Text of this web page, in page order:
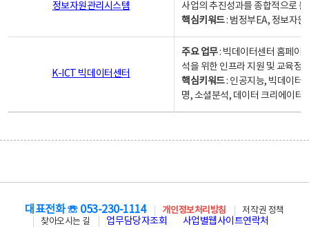
정보자원관리시스템
사업의 추진성과를 종합적으로
핵심키워드: 범정부EA, 정보자
K-ICT 빅데이터센터
주요 업무: 빅데이터센터 홈페이
석을 위한 인프라 지원 및 교육정
핵심키워드: 인공지능, 빅데이터,
명, 소셜분석, 데이터 크리에이터
대표전화 ☏ 053-230-1114 개인정보처리방침
저작권 정책
찾아오시는 길
업무담당자조회 사업별웹사이트연락처